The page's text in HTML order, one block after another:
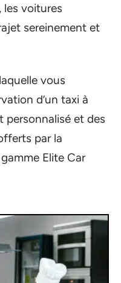
les voitures
sereinement et
vous
d’un taxi à
personnalisé et des
par la
Elite Car